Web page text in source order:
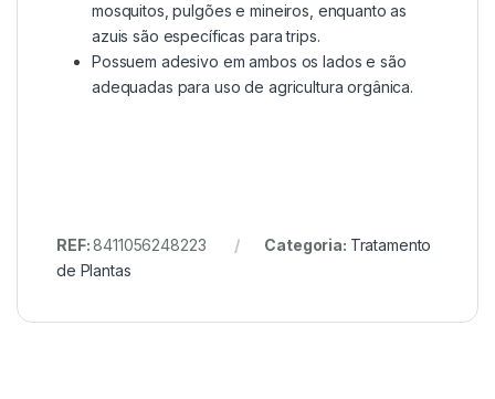
mosquitos, pulgões e mineiros, enquanto as
azuis são específicas para trips.
Possuem adesivo em ambos os lados e são
adequadas para uso de agricultura orgânica.
REF:8411056248223 Categoria: Tratamento
de Plantas